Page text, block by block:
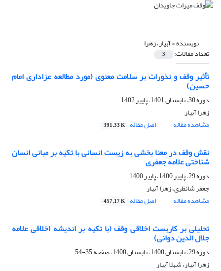
نویسنده =آبیار، زهرا
تعداد مقالات: 3
تأثیر وقف و نذورات بر سلامت معنوی (مورد مطالعه عزاداری امام
حسین)
دوره 30، تابستان 1401، پاییز 1402
زهرا آبیار
مشاهده مقاله
اصل مقاله 391.33 K
نقش وقف در معنا بخشی به زیست انسانی با تکیه بر مبانی انسان
شناختی علامه جعفری
دوره 29، پاییز 1400، پاییز 1400
جعفر شانظری، زهرا آبیار
مشاهده مقاله
اصل مقاله 457.17 K
تحلیلی بر کاربست اخلاقی وقف (با تکیه بر اندیشه اخلاقی علامه
جلال الدین دوانی)
دوره 29، تابستان 1400، تابستان 1400، صفحه
35-54
زهرا آبیار، شهلا آبیار